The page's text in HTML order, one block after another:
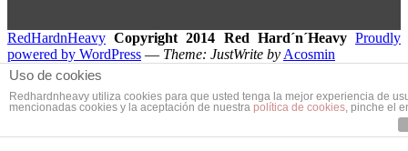
RedHardnHeavy Copyright 2014 Red Hard´n´Heavy Proudly
powered by WordPress — Theme: JustWrite by Acosmin
Uso de cookies
Redhardnheavy utiliza cookies para que usted tenga la mejor experiencia de
mencionadas cookies y la aceptación de nuestra política de cookies, pinche el